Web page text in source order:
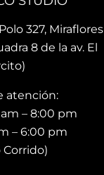
327, Miraflores
8 de la av. El
atención:
am – 8:00 pm
– 6:00 pm
Corrido)